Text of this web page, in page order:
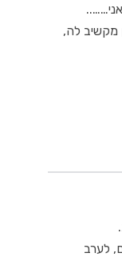
מקשיב לה,
לערב